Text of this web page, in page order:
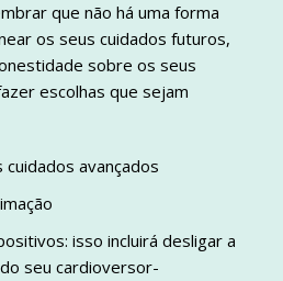
que não há uma forma
os seus cuidados futuros,
sobre os seus
escolhas que sejam
avançados
isso incluirá desligar a
seu cardioversor-